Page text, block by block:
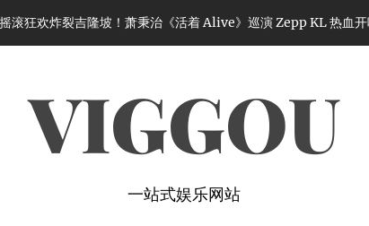
萧秉治《活着 Alive》巡演 Zepp KL 热血开唱 1 month ago
VIGGOU
一站式娱乐网站